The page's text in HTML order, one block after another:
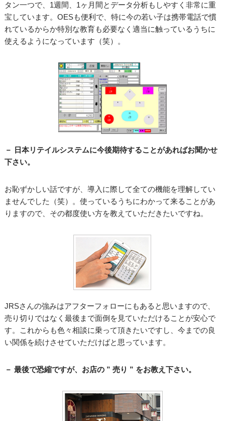
タン一つで、1週間、1ヶ月間とデータ分析もしやすく非常に重
宝しています。OESも便利で、特に今の若い子は携帯電話で慣
れているからか特別な教育も必要なく適当に触っているうちに
使えるようになっています（笑）。
－ 日本リテイルシステムに今後期待することがあればお聞かせ
下さい。
お恥ずかしい話ですが、導入に際して全ての機能を理解してい
ませんでした（笑）。使っているうちにわかって来ることがあ
りますので、その都度使い方を教えていただきたいですね。
JRSさんの強みはアフターフォローにもあると思いますので、
売り切りではなく最後まで面倒を見ていただけることが安心で
す。これからも色々相談に乗って頂きたいですし、今までの良
い関係を続けさせていただけばと思っています。
－ 最後で恐縮ですが、お店の ” 売り ” をお教え下さい。